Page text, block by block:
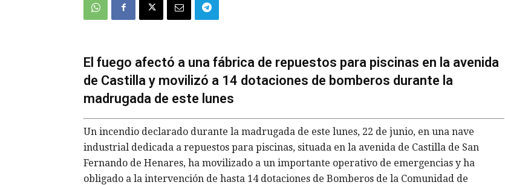
El fuego afectó a una fábrica de repuestos para piscinas en la avenida
de Castilla y movilizó a 14 dotaciones de bomberos durante la
madrugada de este lunes
Un incendio declarado durante la madrugada de este lunes, 22 de junio, en una nave
industrial dedicada a repuestos para piscinas, situada en la avenida de Castilla de San
Fernando de Henares, ha movilizado a un importante operativo de emergencias y ha
obligado a la intervención de hasta 14 dotaciones de Bomberos de la Comunidad de